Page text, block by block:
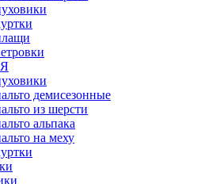
демисезонные
из шерсти
альпака
на меху